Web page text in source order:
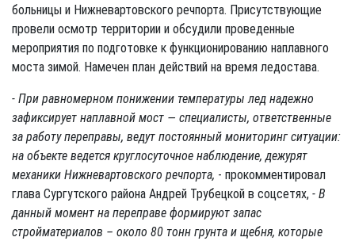
больницы и Нижневартовского речпорта. Присутствующие
провели осмотр территории и обсудили проведенные
мероприятия по подготовке к функционированию наплавного
моста зимой. Намечен план действий на время ледостава.
- При равномерном понижении температуры лед надежно
зафиксирует наплавной мост — специалисты, ответственные
за работу переправы, ведут постоянный мониторинг ситуации:
на объекте ведется круглосуточное наблюдение, дежурят
механики Нижневартовского речпорта, - прокомментировал
глава Сургутского района Андрей Трубецкой в соцсетях, - В
данный момент на переправе формируют запас
стройматериалов – около 80 тонн грунта и щебня, которые